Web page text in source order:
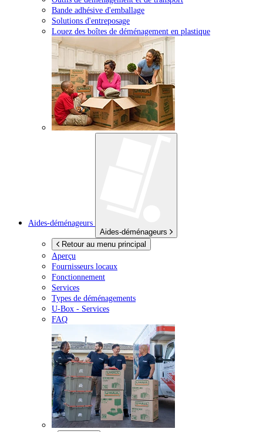
Bande adhésive d'emballage
Solutions d'entreposage
Louez des boîtes de déménagement en plastique
Aides-déménageurs
Aides-déménageurs
Retour au menu principal
Aperçu
Fournisseurs locaux
Fonctionnement
Services
Types de déménagements
U-Box - Services
FAQ